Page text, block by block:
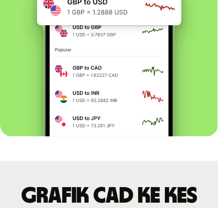
Grafik CAD ke KES